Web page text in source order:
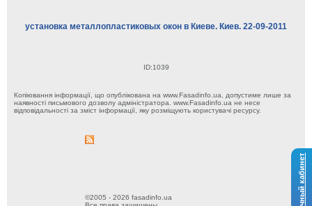
Личный кабинет
установка металлопластиковых окон в Киеве. Киев. 22-09-2011
ID:1039
Копіювання інформації, що опублікована на www.Fasadinfo.ua, допустиме лише за
наявності письмового дозволу адміністратора. www.Fasadinfo.ua не несе
відповідальності за зміст інформації, яку розміщують користувачі ресурсу.
©2005 - 2026 fasadinfo.ua